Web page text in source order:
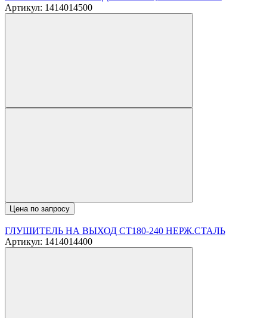
Артикул: 1414014500
Цена по запросу
ГЛУШИТЕЛЬ НА ВЫХОД CT180-240 НЕРЖ.СТАЛЬ
Артикул: 1414014400